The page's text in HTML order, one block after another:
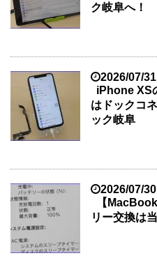
ク岐阜へ！
2026/07/31
iPhone XS
はドックコ
ック岐阜
2026/07/30
【
リー交換は